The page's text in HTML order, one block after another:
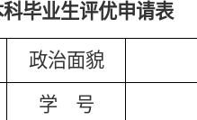
毕业生评优申请表
政治面貌
学 号